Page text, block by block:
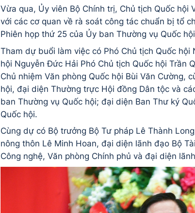
Vừa qua, Ủy viên Bộ Chính trị, Chủ tịch Quốc
với các cơ quan về rà soát công tác chuẩn bị tổ
Phiên họp thứ 25 của Ủy ban Thường vụ Quốc
Tham dự buổi làm việc có Phó Chủ tịch Quốc hội
hội Nguyễn Đức Hải Phó Chủ tịch Quốc hội Trần
Chủ nhiệm Văn phòng Quốc hội Bùi Văn Cường,
hội, đại diện Thường trực Hội đồng Dân tộc và
ban Thường vụ Quốc hội; đại diện Ban Thư ký
Quốc hội.
Cùng dự có Bộ trưởng Bộ Tư pháp Lê Thành
nông thôn Lê Minh Hoan, đại diện lãnh đạo Bộ
Công nghệ, Văn phòng Chính phủ và đại diện